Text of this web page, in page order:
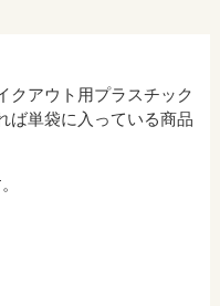
クアウト用プラスチック
ば単袋に入っている商品